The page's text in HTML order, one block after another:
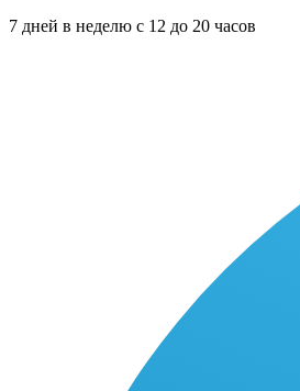
7 дней в неделю с 12 до 20 часов